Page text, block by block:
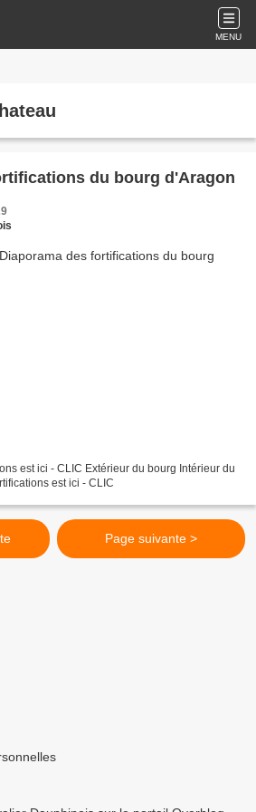
MENU
du bourg d'Aragon
est ici - CLIC Extérieur du bourg Intérieur du
est ici - CLIC
Page suivante >